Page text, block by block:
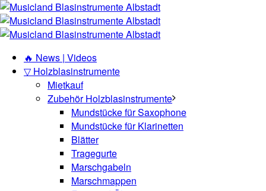
🔥 News | Videos
▽ Holzblasinstrumente
Mietkauf
Zubehör Holzblasinstrumente
Mundstücke für Saxophone
Mundstücke für Klarinetten
Blätter
Tragegurte
Marschgabeln
Marschmappen